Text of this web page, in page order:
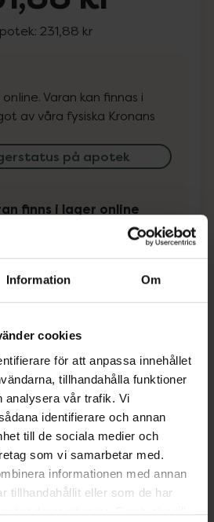
Information Om
cookies
för att anpassa innehållet
tillhandahålla funktioner
analysera vår trafik. Vi
identifierare och annan
till de sociala medier och
som vi samarbetar med.
informationen med annan
tillhandahållit eller som de har
deras tjänster. Samtycke till
231,88 kr
Varan kan finnas i
av våra fysiska Kronans
på apotek
finns i lager online
villkoren
Dölj
/st